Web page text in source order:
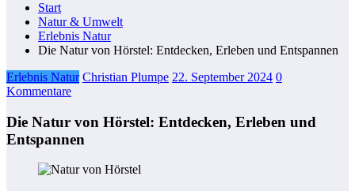
Start
Natur & Umwelt
Erlebnis Natur
Die Natur von Hörstel: Entdecken, Erleben und Entspannen
Erlebnis Natur Christian Plumpe 22. September 2024 0
Kommentare
Die Natur von Hörstel: Entdecken, Erleben und
Entspannen